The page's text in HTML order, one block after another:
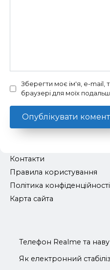
Зберегти моє ім'я, e-mail,
браузері для моїх
Контакти
Правила користування
Політика конфіденційності
Карта сайта
Телефон Realme та
Як електронний